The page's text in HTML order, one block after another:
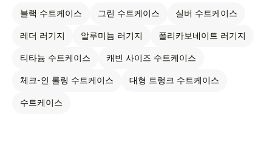
블랙 수트케이스 그린 수트케이스 실버 수트케이스
레더 러기지 알루미늄 러기지 폴리카보네이트 러기지
티타늄 수트케이스 캐빈 사이즈 수트케이스
체크-인 롤링 수트케이스 대형 트렁크 수트케이스
수트케이스